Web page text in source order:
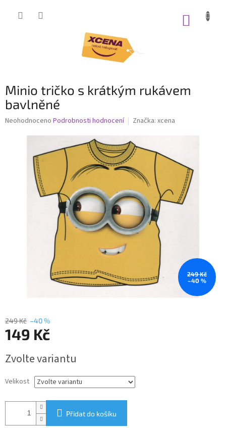
Minio tričko s krátkým rukávem
bavlněné
Průměrné
hvězdiček.
Neohodnoceno Podrobnosti hodnocení Značka: xcena
249 Kč
–40 %
249 Kč –40 %
149 Kč
cena:
Zvolte variantu
Velikost
Přidat do košíku